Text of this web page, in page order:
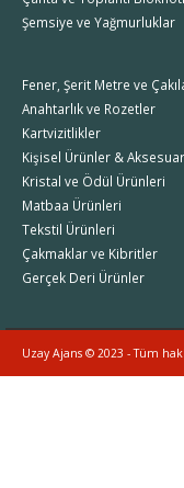
Şemsiye ve Yağmurluklar
Fener, Şerit Metre ve
Anahtarlık ve Rozetler
Kartvizitlikler
Kişisel Ürünler &
Kristal ve Ödül Ürünleri
Matbaa Ürünleri
Tekstil Ürünleri
Çakmaklar ve Kibritler
Gerçek Deri Ürünler
Uzay Ajans © 2023 - Tüm